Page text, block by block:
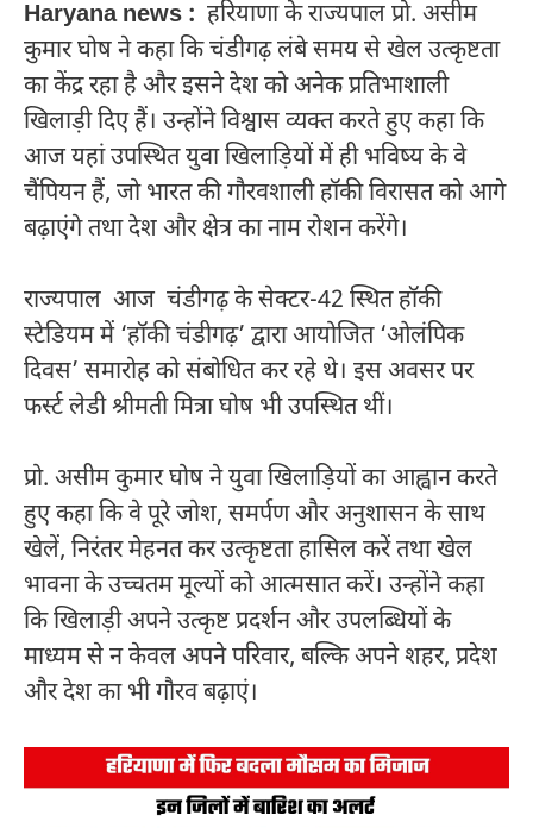
Haryana news : हरियाणा के राज्यपाल प्रो. असीम
कुमार घोष ने कहा कि चंडीगढ़ लंबे समय से खेल उत्कृष्टता
का केंद्र रहा है और इसने देश को अनेक प्रतिभाशाली
खिलाड़ी दिए हैं। उन्होंने विश्वास व्यक्त करते हुए कहा कि
आज यहां उपस्थित युवा खिलाड़ियों में ही भविष्य के वे
चैंपियन हैं, जो भारत की गौरवशाली हॉकी विरासत को आगे
बढ़ाएंगे तथा देश और क्षेत्र का नाम रोशन करेंगे।
राज्यपाल आज चंडीगढ़ के सेक्टर-42 स्थित हॉकी
स्टेडियम में ‘हॉकी चंडीगढ़’ द्वारा आयोजित ‘ओलंपिक
दिवस’ समारोह को संबोधित कर रहे थे। इस अवसर पर
फर्स्ट लेडी श्रीमती मित्रा घोष भी उपस्थित थीं।
प्रो. असीम कुमार घोष ने युवा खिलाड़ियों का आह्वान करते
हुए कहा कि वे पूरे जोश, समर्पण और अनुशासन के साथ
खेलें, निरंतर मेहनत कर उत्कृष्टता हासिल करें तथा खेल
भावना के उच्चतम मूल्यों को आत्मसात करें। उन्होंने कहा
कि खिलाड़ी अपने उत्कृष्ट प्रदर्शन और उपलब्धियों के
माध्यम से न केवल अपने परिवार, बल्कि अपने शहर, प्रदेश
और देश का भी गौरव बढ़ाएं।